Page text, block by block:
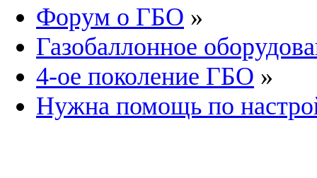
Форум о ГБО »
Газобаллонное
4-ое поколение ГБО »
Нужна помощь по